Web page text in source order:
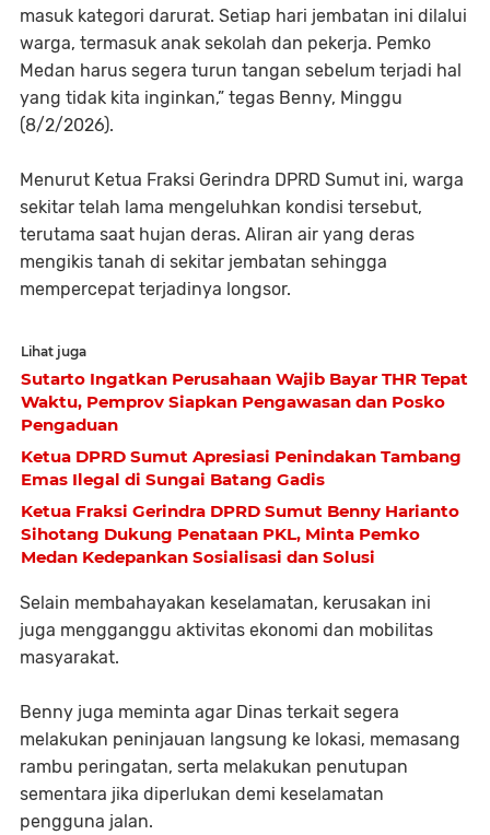
masuk kategori darurat. Setiap hari jembatan ini dilalui
warga, termasuk anak sekolah dan pekerja. Pemko
Medan harus segera turun tangan sebelum terjadi hal
yang tidak kita inginkan,” tegas Benny, Minggu
(8/2/2026).
Menurut Ketua Fraksi Gerindra DPRD Sumut ini, warga
sekitar telah lama mengeluhkan kondisi tersebut,
terutama saat hujan deras. Aliran air yang deras
mengikis tanah di sekitar jembatan sehingga
mempercepat terjadinya longsor.
Lihat juga
Sutarto Ingatkan Perusahaan Wajib Bayar THR Tepat
Waktu, Pemprov Siapkan Pengawasan dan Posko
Pengaduan
Ketua DPRD Sumut Apresiasi Penindakan Tambang
Emas Ilegal di Sungai Batang Gadis
Ketua Fraksi Gerindra DPRD Sumut Benny Harianto
Sihotang Dukung Penataan PKL, Minta Pemko
Medan Kedepankan Sosialisasi dan Solusi
Selain membahayakan keselamatan, kerusakan ini
juga mengganggu aktivitas ekonomi dan mobilitas
masyarakat.
Benny juga meminta agar Dinas terkait segera
melakukan peninjauan langsung ke lokasi, memasang
rambu peringatan, serta melakukan penutupan
sementara jika diperlukan demi keselamatan
pengguna jalan.